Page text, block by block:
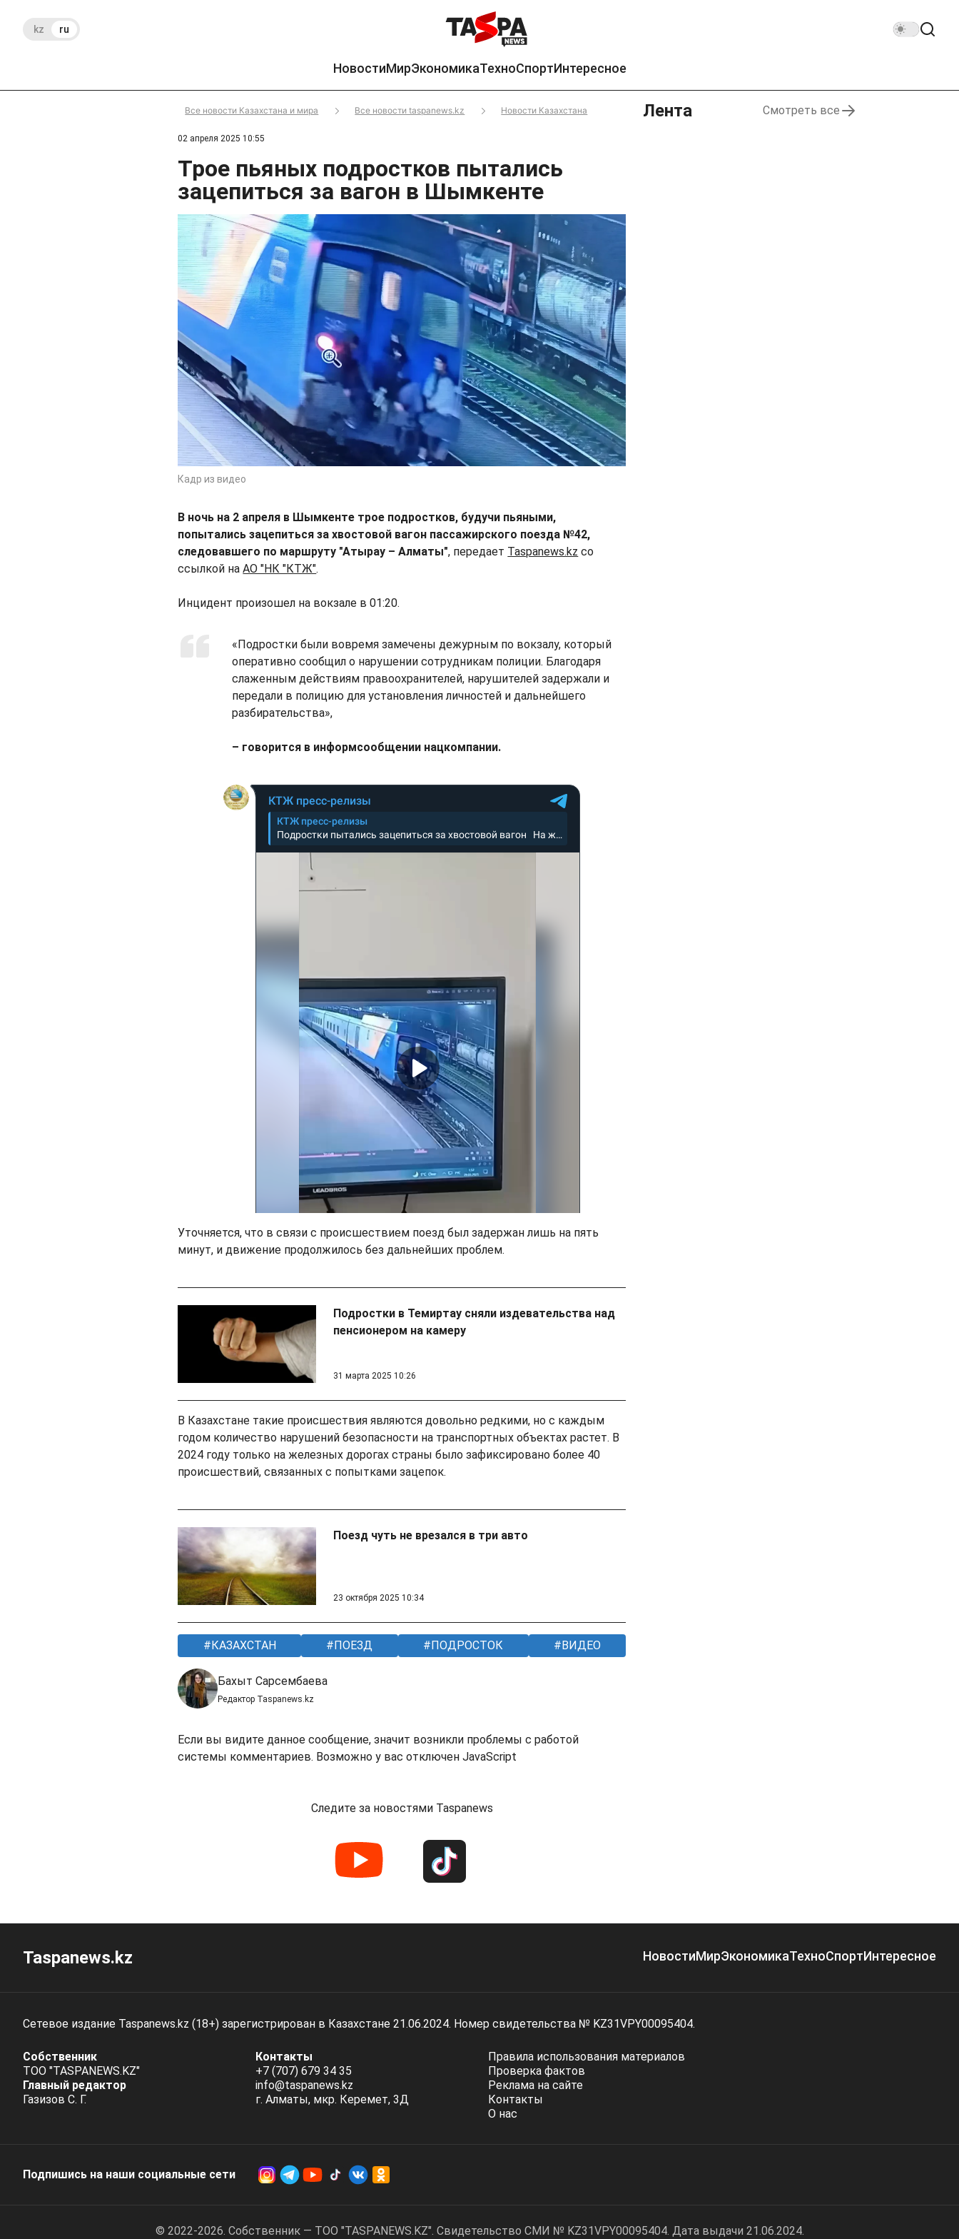
kz ru
НовостиМирЭкономикаТехноСпортИнтересное
Все новости Казахстана и мира Все новости taspanews.kz Новости Казахстана
02 апреля 2025 10:55
Трое пьяных подростков пытались
зацепиться за вагон в Шымкенте
Кадр из видео
В ночь на 2 апреля в Шымкенте трое подростков, будучи пьяными,
попытались зацепиться за хвостовой вагон пассажирского поезда №42,
следовавшего по маршруту "Атырау – Алматы", передает Taspanews.kz со
ссылкой наАО "НК "КТЖ".
Инцидент произошел на вокзале в 01:20.
«Подростки были вовремя замечены дежурным по вокзалу, который
оперативно сообщил о нарушении сотрудникам полиции. Благодаря
слаженным действиям правоохранителей, нарушителей задержали и
передали в полицию для установления личностей и дальнейшего
разбирательства»,
– говорится в информсообщении нацкомпании.
Уточняется, что в связи с происшествием поезд был задержан лишь на пять
минут, и движение продолжилось без дальнейших проблем.
Подростки в Темиртау сняли издевательства над
пенсионером на камеру
31 марта 2025 10:26
В Казахстане такие происшествия являются довольно редкими, но с каждым
годом количество нарушений безопасности на транспортных объектах растет. В
2024 году только на железных дорогах страны было зафиксировано более 40
происшествий, связанных с попытками зацепок.
Поезд чуть не врезался в три авто
23 октября 2025 10:34
КАЗАХСТАН ПОЕЗД ПОДРОСТОК ВИДЕО
Бахыт Сарсембаева
Редактор Taspanews.kz
Если вы видите данное сообщение, значит возникли проблемы с работой
системы комментариев. Возможно у вас отключен JavaScript
Следите за новостями Taspanews
Лента Смотреть все
Taspanews.kz НовостиМирЭкономикаТехноСпортИнтересное
Сетевое издание Taspanews.kz (18+) зарегистрирован в Казахстане 21.06.2024. Номер свидетельства № KZ31VPY00095404.
Собственник
ТОО "TASPANEWS.KZ"
Главный редактор
Газизов С. Г.
Контакты
+7 (707) 679 34 35
info@taspanews.kz
г. Алматы, мкр. Керемет, 3Д
Правила использования материалов
Проверка фактов
Реклама на сайте
Контакты
О нас
Подпишись на наши социальные cети
© 2022-2026. Собственник — ТОО "TASPANEWS.KZ". Cвидетельство СМИ № KZ31VPY00095404. Дата выдачи 21.06.2024.